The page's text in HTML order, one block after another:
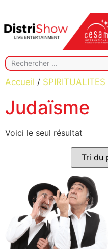
Accueil / SPIRITUALITES
Judaïsme
Voici le seul résultat